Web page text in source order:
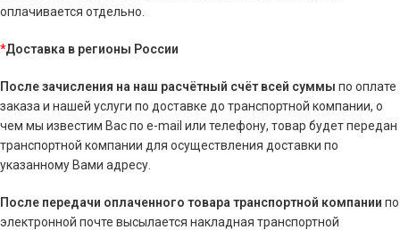
оплачивается отдельно.
*Доставка в регионы России
После зачисления на наш расчётный счёт всей суммы по оплате
заказа и нашей услуги по доставке до транспортной компании, о
чем мы известим Вас по e-mail или телефону, товар будет передан
транспортной компании для осуществления доставки по
указанному Вами адресу.
После передачи оплаченного товара транспортной компании по
электронной почте высылается накладная транспортной